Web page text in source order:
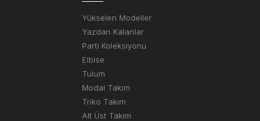
Yükselen Modeller
Yazdan Kalanlar
Parti Koleksiyonu
Elbise
Tulum
Modal Takım
Triko Takım
Alt Üst Takım